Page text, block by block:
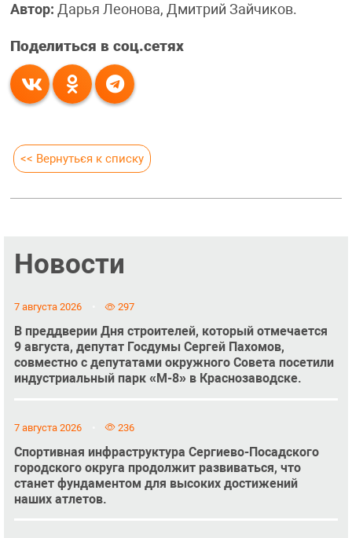
Автор: Дарья Леонова, Дмитрий Зайчиков.
Поделиться в соц.сетях
<< Вернуться к списку
Новости
7 августа 2026 297
В преддверии Дня строителей, который отмечается
9 августа, депутат Госдумы Сергей Пахомов,
совместно с депутатами окружного Совета посетили
индустриальный парк «М-8» в Краснозаводске.
7 августа 2026 236
Спортивная инфраструктура Сергиево-Посадского
городского округа продолжит развиваться, что
станет фундаментом для высоких достижений
наших атлетов.